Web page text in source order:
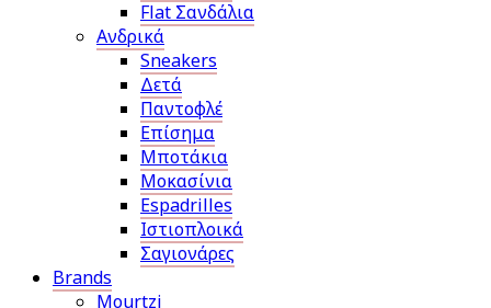
Flat Σανδάλια
Ανδρικά
Sneakers
Δετά
Παντοφλέ
Επίσημα
Μποτάκια
Μοκασίνια
Espadrilles
Ιστιοπλοικά
Σαγιονάρες
Brands
Mourtzi